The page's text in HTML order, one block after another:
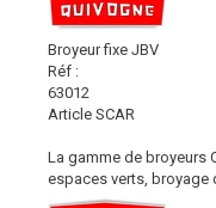
Broyeur fixe JBV
Réf :
63012
Article SCAR
La gamme de broyeurs
espaces verts, broyage